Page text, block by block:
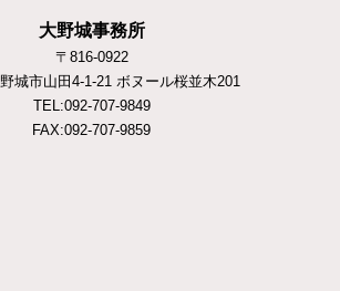
大野城事務所
〒816-0922
城市山田4-1-21 ボヌール桜並木201
TEL:092-707-9849
FAX:092-707-9859